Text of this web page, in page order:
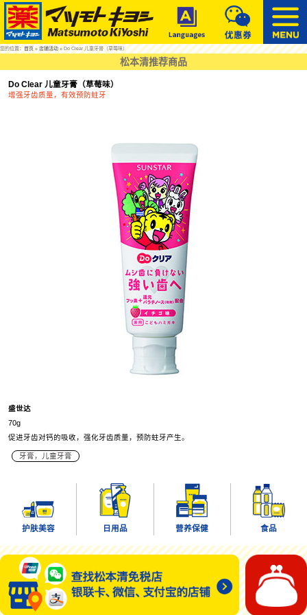
您的位置：首页»店铺活动» Do Clear 儿童牙膏（草莓味）
松本清推荐商品
Do Clear 儿童牙膏（草莓味）
增强牙齿质量，有效预防蛀牙
盛世达
70g
促进牙齿对钙的吸收，强化牙齿质量，预防蛀牙产生。
牙膏，儿童牙膏
护肤美容 日用品 营养保健 食品